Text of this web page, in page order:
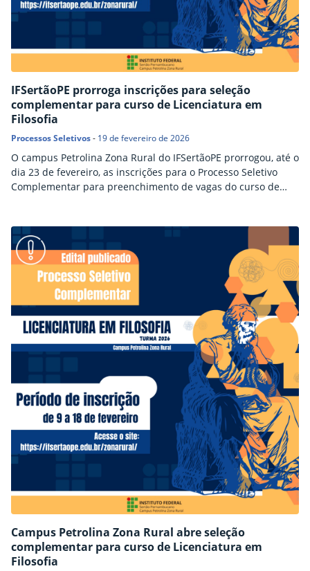
IFSertãoPE prorroga inscrições para seleção
complementar para curso de Licenciatura em
Filosofia
Processos Seletivos- 19 de fevereiro de 2026
O campus Petrolina Zona Rural do IFSertãoPE prorrogou, até o
dia 23 de fevereiro, as inscrições para o Processo Seletivo
Complementar para preenchimento de vagas do curso de
feitas através de preenchimento de formulário eletrônico. Os
interessados devem ter concluído o Ensino…
Campus Petrolina Zona Rural abre seleção
complementar para curso de Licenciatura em
Filosofia